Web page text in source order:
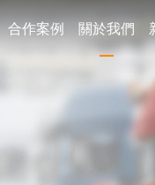
合作案例 關於我們